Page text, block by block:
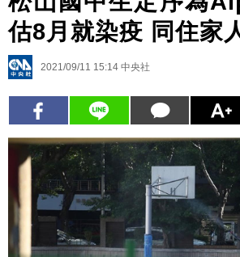
估8月就染疫 同住家
2021/09/11 15:14 中央社